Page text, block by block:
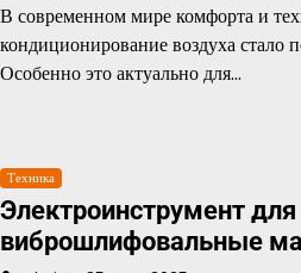
В современном мире комфорта и
кондиционирование воздуха стало
Особенно это актуально для…
Техника
Электроинструмент для
виброшлифовальные